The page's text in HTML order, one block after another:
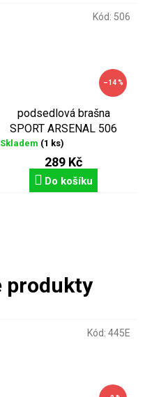
Kód: 445E
–14 %
podsedlová brašna
SPORT ARSENAL 506
Skladem (1 ks)
289 Kč
Do košíku
Kód: 506